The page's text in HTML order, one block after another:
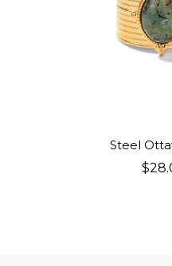
ADD
Steel